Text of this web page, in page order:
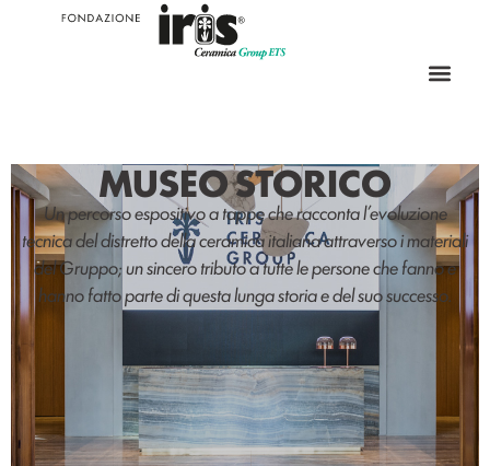
MUSEO STORICO
Un percorso espositivo a tappe che racconta l’evoluzione
tecnica del distretto della ceramica italiana attraverso i materiali
del Gruppo; un sincero tributo a tutte le persone che fanno e
hanno fatto parte di questa lunga storia e del suo successo.